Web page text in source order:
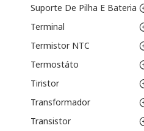
Suporte De Pilha E Bateria
Terminal
Termistor NTC
Termostáto
Tiristor
Transformador
Transistor